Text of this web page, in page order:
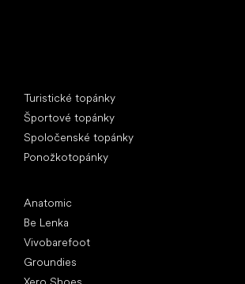
Turistické topánky
Športové topánky
Spoločenské topánky
Ponožkotopánky
Anatomic
Be Lenka
Vivobarefoot
Groundies